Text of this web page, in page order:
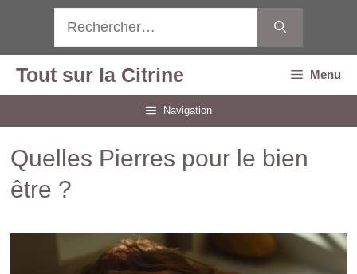
contenu
Tout sur la Citrine Menu
Navigation
Quelles Pierres pour le bien
être ?